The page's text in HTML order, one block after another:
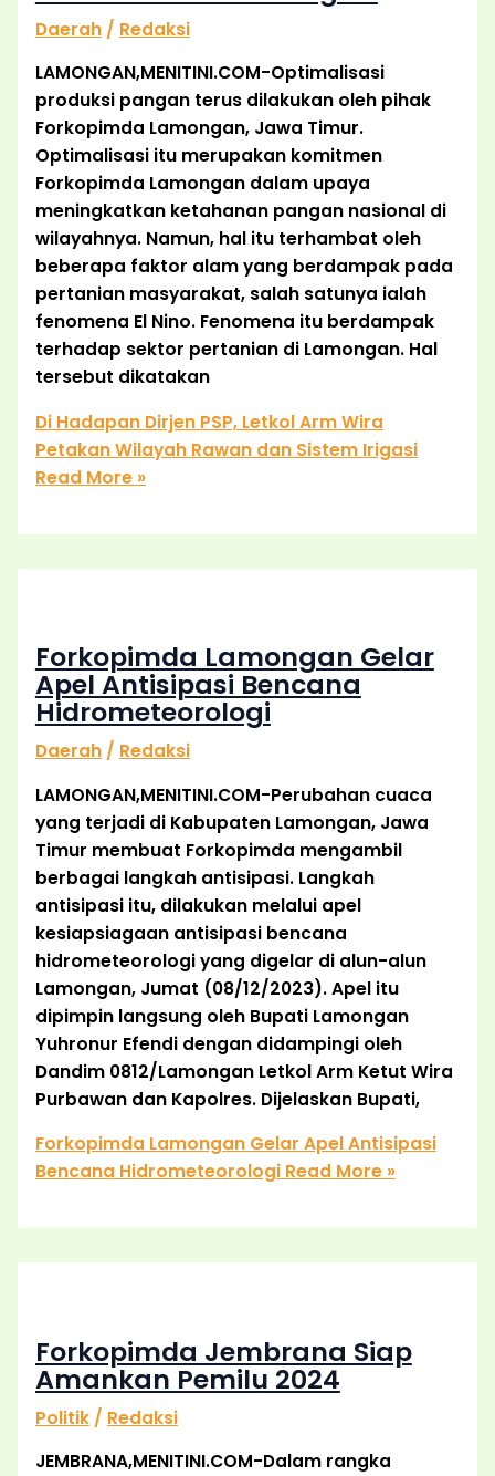
Daerah/ Redaksi
LAMONGAN,MENITINI.COM-Optimalisasi
produksi pangan terus dilakukan oleh pihak
Forkopimda Lamongan, Jawa Timur.
Optimalisasi itu merupakan komitmen
Forkopimda Lamongan dalam upaya
meningkatkan ketahanan pangan nasional di
wilayahnya. Namun, hal itu terhambat oleh
beberapa faktor alam yang berdampak pada
pertanian masyarakat, salah satunya ialah
fenomena El Nino. Fenomena itu berdampak
terhadap sektor pertanian di Lamongan. Hal
tersebut dikatakan
Di Hadapan Dirjen PSP, Letkol Arm Wira
Petakan Wilayah Rawan dan Sistem Irigasi
Read More »
Forkopimda Lamongan Gelar
Apel Antisipasi Bencana
Hidrometeorologi
Daerah/ Redaksi
LAMONGAN,MENITINI.COM-Perubahan cuaca
yang terjadi di Kabupaten Lamongan, Jawa
Timur membuat Forkopimda mengambil
berbagai langkah antisipasi. Langkah
antisipasi itu, dilakukan melalui apel
kesiapsiagaan antisipasi bencana
hidrometeorologi yang digelar di alun-alun
Lamongan, Jumat (08/12/2023). Apel itu
dipimpin langsung oleh Bupati Lamongan
Yuhronur Efendi dengan didampingi oleh
Dandim 0812/Lamongan Letkol Arm Ketut Wira
Purbawan dan Kapolres. Dijelaskan Bupati,
Forkopimda Lamongan Gelar Apel Antisipasi
Bencana HidrometeorologiRead More »
Forkopimda Jembrana Siap
Amankan Pemilu 2024
Politik/ Redaksi
JEMBRANA,MENITINI.COM-Dalam rangka